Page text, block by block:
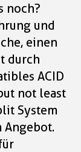
noch?
und
einen
durch
ACID
not least
System